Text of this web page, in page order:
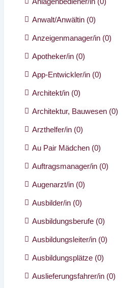
Anwalt/Anwältin (0)
Anzeigenmanager/in (0)
Apotheker/in (0)
App-Entwickler/in (0)
Architekt/in (0)
Architektur, Bauwesen (0)
Arzthelfer/in (0)
Au Pair Mädchen (0)
Auftragsmanager/in (0)
Augenarzt/in (0)
Ausbilder/in (0)
Ausbildungsberufe (0)
Ausbildungsleiter/in (0)
Ausbildungsplätze (0)
Auslieferungsfahrer/in (0)